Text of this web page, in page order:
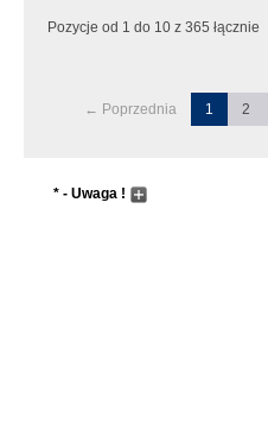
Pozycje od 1 do 10 z 365 łącznie
← Poprzednia 1 2
* - Uwaga !